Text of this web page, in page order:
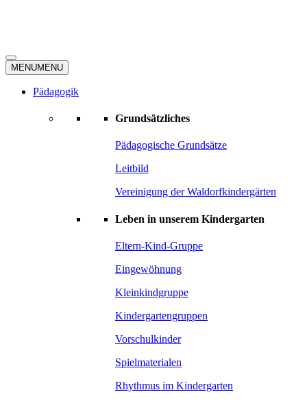
MENUMENU
Pädagogik
Grundsätzliches
Pädagogische Grundsätze
Leitbild
Vereinigung der Waldorfkindergärten
Leben in unserem Kindergarten
Eltern-Kind-Gruppe
Eingewöhnung
Kleinkindgruppe
Kindergartengruppen
Vorschulkinder
Spielmaterialen
Rhythmus im Kindergarten